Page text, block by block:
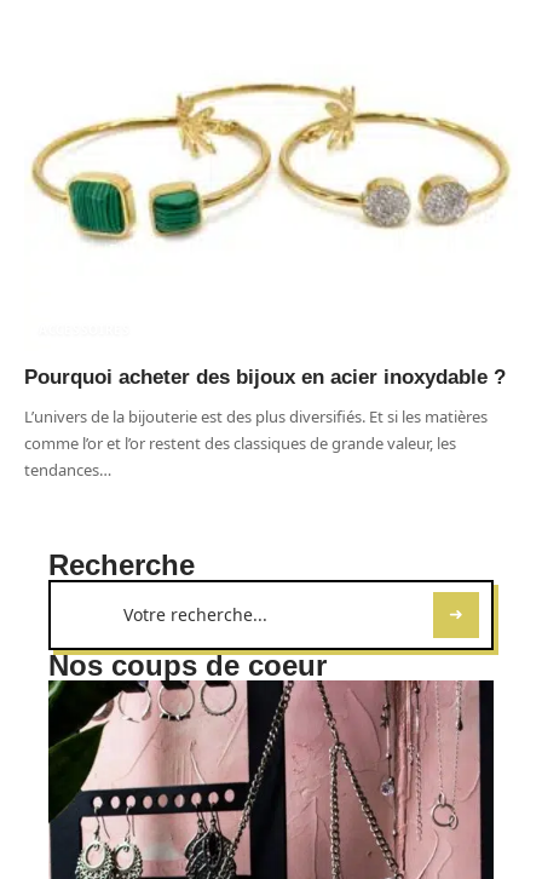
Pourquoi acheter des bijoux en acier inoxydable ?
L’univers de la bijouterie est des plus diversifiés. Et si les matières
comme l’or et l’or restent des classiques de grande valeur, les
tendances…
Recherche
Nos coups de coeur